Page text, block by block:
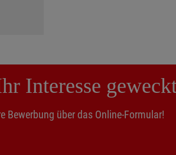
Interesse
Bewerbung über das Online-Formular!